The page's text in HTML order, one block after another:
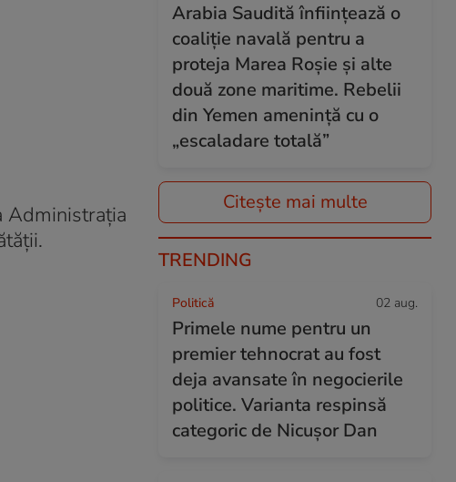
Administrația
Arabia Saudită înființează o
coaliție navală pentru a
proteja Marea Roșie și alte
două zone maritime. Rebelii
din Yemen amenință cu o
„escaladare totală”
Citește mai multe
TRENDING
Politică 02 aug.
Primele nume pentru un
premier tehnocrat au fost
deja avansate în negocierile
politice. Varianta respinsă
categoric de Nicușor Dan